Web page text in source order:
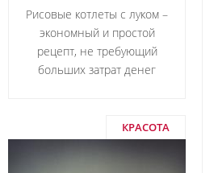
Рисовые котлеты с луком –
экономный и простой
рецепт, не требующий
больших затрат денег
КРАСОТА